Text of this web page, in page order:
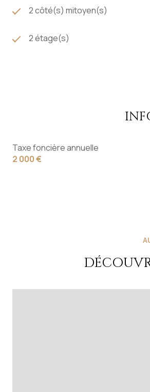
2 côté(s) mitoyen(s)
2 étage(s)
Taxe foncière annuelle
2 000 €